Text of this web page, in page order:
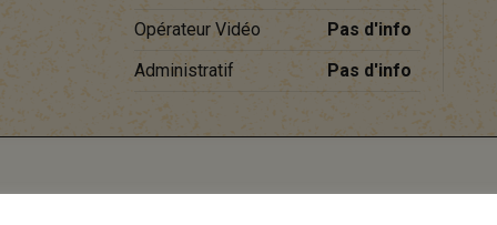
Opérateur Vidéo
Pas d'info
Administratif
Pas d'info